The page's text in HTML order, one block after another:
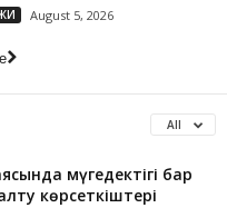
August 5, 2026
All
мүгедектігі бар
көрсеткіштері